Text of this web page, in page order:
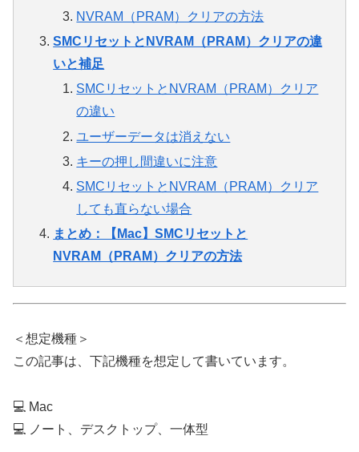
NVRAM（PRAM）クリアの方法
SMCリセットとNVRAM（PRAM）クリアの違
いと補足
SMCリセットとNVRAM（PRAM）クリア
の違い
ユーザーデータは消えない
キーの押し間違いに注意
SMCリセットとNVRAM（PRAM）クリア
しても直らない場合
まとめ：【Mac】SMCリセットと
NVRAM（PRAM）クリアの方法
＜想定機種＞
この記事は、下記機種を想定して書いています。
💻 Mac
💻 ノート、デスクトップ、一体型